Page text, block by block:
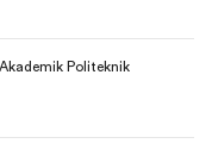
Politeknik